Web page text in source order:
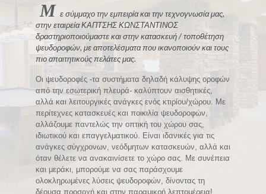
Μ ε σύμμαχο την εμπειρία και την τεχνογνωσία μας,
στην εταιρεία ΚΑΠΤΣΗΣ ΚΩΝΣΤΑΝΤΙΝΟΣ
δραστηριοποιούμαστε και στην κατασκευή / τοποθέτηση
ψευδοροφών, με αποτελέσματα που ικανοποιούν και τους
πιο απαιτητικούς πελάτες μας.
Οι ψευδοροφές -τα συστήματα δηλαδή κάλυψης οροφών
από την εσωτερική πλευρά- καλύπτουν αισθητικές,
αλλά και λειτουργικές ανάγκες ενός κτιρίου/χώρου. Με
περίτεχνες κατασκευές και ποικιλία ψευδοροφών,
αλλάζουμε παντελώς την οπτική του χώρου σας,
ιδιωτικού και επαγγελματικού. Είναι ιδανικές για τις
ανάγκες σύγχρονων, νεόδμητων κατασκευών, αλλά και
όταν θέλετε να ανακαινίσετε το χώρο σας. Με συνέπεια
και μεράκι, μπορούμε να σας παράσχουμε
ολοκληρωμένες λύσεις ψευδοροφών, δίνοντας τη
δέουσα προσοχή και στην παραμικρή λεπτομέρεια!